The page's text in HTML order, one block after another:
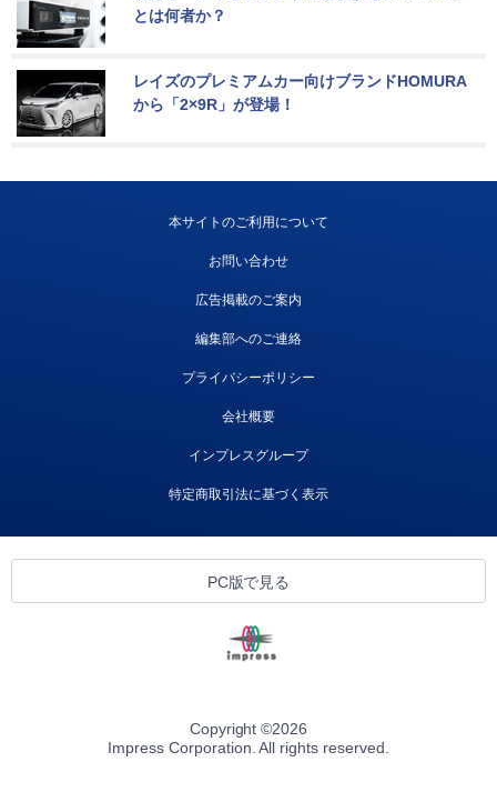
とは何者か？
レイズのプレミアムカー向けブランドHOMURA
から「2×9R」が登場！
本サイトのご利用について
お問い合わせ
広告掲載のご案内
編集部へのご連絡
プライバシーポリシー
会社概要
インプレスグループ
特定商取引法に基づく表示
PC版で見る
Copyright ©2026
Impress Corporation. All rights reserved.